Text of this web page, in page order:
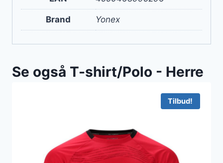
Brand Yonex
Se også T-shirt/Polo - Herre
Tilbud!